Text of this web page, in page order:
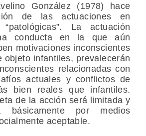
González (1978) hace
de las actuaciones en
La actuación
conducta en la que aún
motivaciones inconscientes
objeto infantiles, prevalecerán
relacionadas con
actuales y conflictos de
bien reales que infantiles.
de la acción será limitada y
básicamente por medios
aceptable.